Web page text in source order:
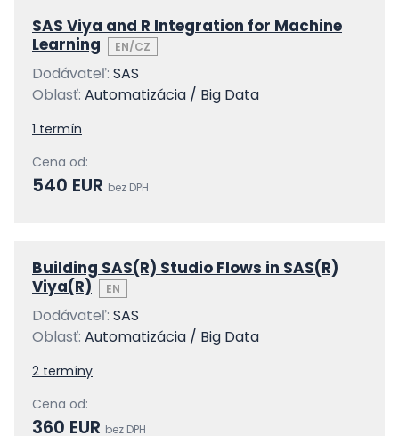
SAS Viya and R Integration for Machine
Learning
EN/CZ
Dodávateľ: SAS
Oblasť: Automatizácia / Big Data
1 termín
Cena od:
540 EUR bez DPH
Building SAS(R) Studio Flows in SAS(R)
Viya(R)
EN
Dodávateľ: SAS
Oblasť: Automatizácia / Big Data
2 termíny
Cena od:
360 EUR bez DPH